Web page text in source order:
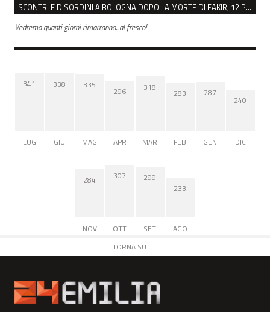
SCONTRI E DISORDINI A BOLOGNA DOPO LA MORTE DI FAKIR, 12 PERSONE INDAGATE
Vedremo quanti giorni rimarranno...al fresco!
341
LUG
338
GIU
335
MAG
296
APR
318
MAR
283
FEB
287
GEN
240
DIC
284
NOV
307
OTT
299
SET
233
AGO
TORNA SU